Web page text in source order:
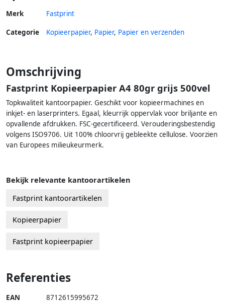
Merk Fastprint
Categorie Kopieerpapier, Papier, Papier en verzenden
Omschrijving
Fastprint Kopieerpapier A4 80gr grijs 500vel
Topkwaliteit kantoorpapier. Geschikt voor kopieermachines en
inkjet- en laserprinters. Egaal, kleurrijk oppervlak voor briljante en
opvallende afdrukken. FSC-gecertificeerd. Verouderingsbestendig
volgens ISO9706. Uit 100% chloorvrij gebleekte cellulose. Voorzien
van Europees milieukeurmerk.
Bekijk relevante kantoorartikelen
Fastprint kantoorartikelen
Kopieerpapier
Fastprint kopieerpapier
Referenties
EAN 8712615995672